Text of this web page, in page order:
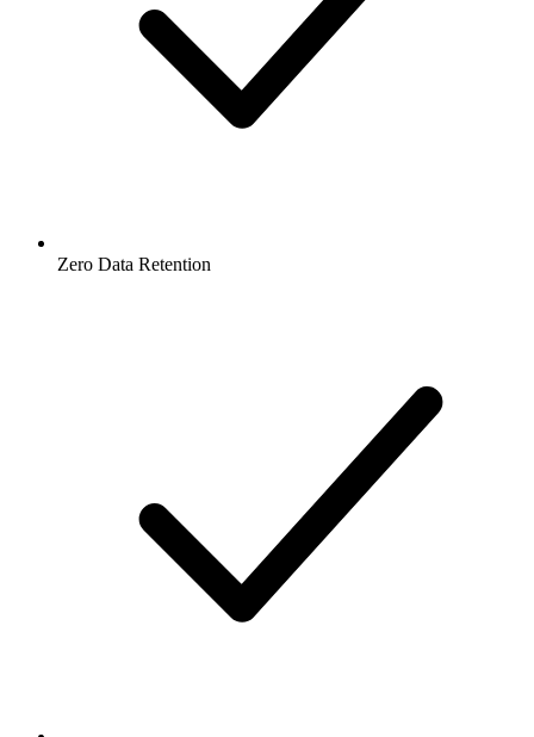
Zero Data Retention